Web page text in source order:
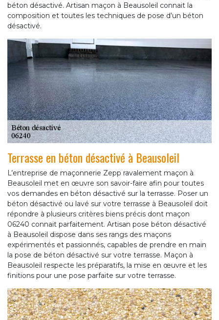
béton désactivé. Artisan maçon à Beausoleil connait la
composition et toutes les techniques de pose d’un béton
désactivé.
Terrasse en béton désactivé à Beausoleil
L’entreprise de maçonnerie Zepp ravalement maçon à
Beausoleil met en œuvre son savoir-faire afin pour toutes
vos demandes en béton désactivé sur la terrasse. Poser un
béton désactivé ou lavé sur votre terrasse à Beausoleil doit
répondre à plusieurs critères biens précis dont maçon
06240 connait parfaitement. Artisan pose béton désactivé
à Beausoleil dispose dans ses rangs des maçons
expérimentés et passionnés, capables de prendre en main
la pose de béton désactivé sur votre terrasse. Maçon à
Beausoleil respecte les préparatifs, la mise en œuvre et les
finitions pour une pose parfaite sur votre terrasse.